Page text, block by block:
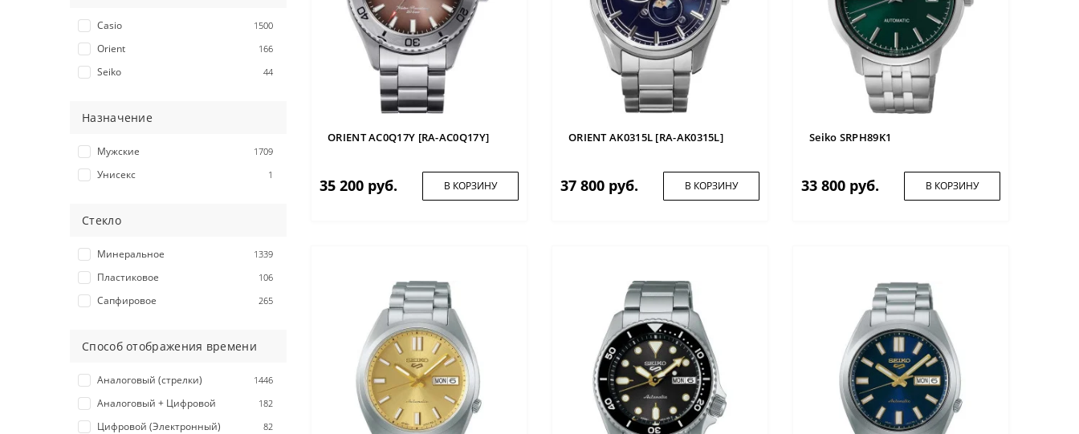
Casio 1500
Orient 166
Seiko 44
Назначение
Мужские 1709
Унисекс 1
Стекло
Минеральное 1339
Пластиковое 106
Сапфировое 265
Способ отображения времени
Аналоговый (стрелки) 1446
Аналоговый + Цифровой 182
Цифровой (Электронный) 82
ORIENT AC0Q17Y [RA-AC0Q17Y]
35 200 руб. В КОРЗИНУ
ORIENT AK0315L [RA-AK0315L]
37 800 руб. В КОРЗИНУ
Seiko SRPH89K1
33 800 руб. В КОРЗИНУ